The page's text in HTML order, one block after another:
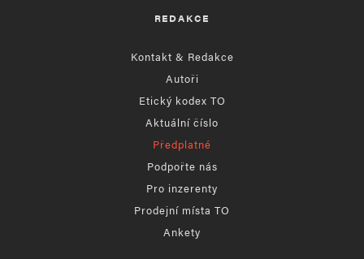
REDAKCE
Kontakt & Redakce
Autoři
Etický kodex TO
Aktuální číslo
Předplatné
Podpořte nás
Pro inzerenty
Prodejní místa TO
Ankety